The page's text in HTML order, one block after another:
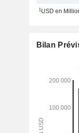
1USD en
Bilan